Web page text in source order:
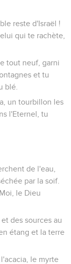
reste d'Israël !
qui te rachète,
tout neuf, garni
et tu
blé.
un tourbillon les
l'Eternel, tu
de l'eau,
par la soif.
le Dieu
des sources au
étang et la terre
le myrte